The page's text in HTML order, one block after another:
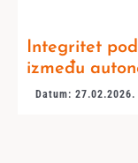
Integritet
između
Datum: 27.02.2026.